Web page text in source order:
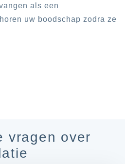
als een
uw boodschap zodra ze
vragen over